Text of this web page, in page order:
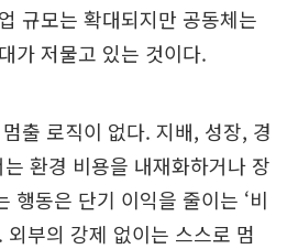
규모는 확대되지만 공동체는
가 저물고 있는 것이다.
출 로직이 없다. 지배, 성장, 경
환경 비용을 내재화하거나 장
행동은 단기 이익을 줄이는 ‘비
외부의 강제 없이는 스스로 멈